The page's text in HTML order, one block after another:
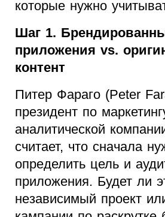
которые нужно
Шаг 1.
приложения vs.
контент
Питер Фараго (Peter
президент по
аналитической
считает, что сначала
определить цель и
приложения. Будет ли
независимый проект